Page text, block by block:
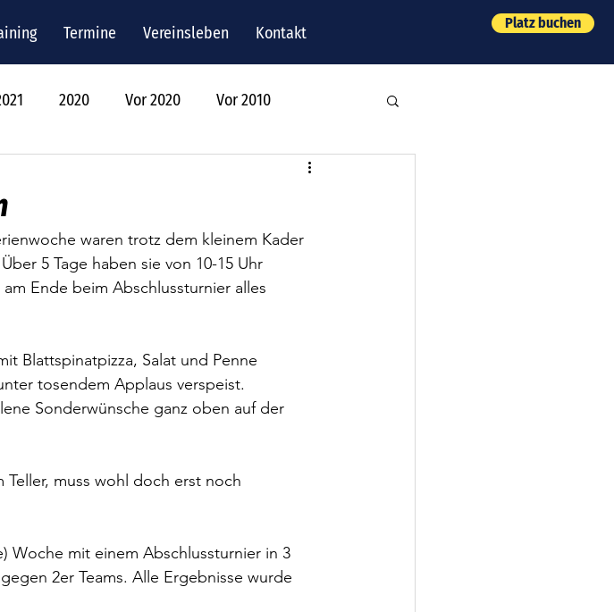
Termine Vereinsleben Kontakt
Platz buchen
2020 Vor 2020 Vor 2010
waren trotz dem kleinem Kader
5 Tage haben sie von 10-15 Uhr
Ende beim Abschlussturnier alles
Blattspinatpizza, Salat und Penne
tosendem Applaus verspeist.
Sonderwünsche ganz oben auf der
muss wohl doch erst noch
Woche mit einem Abschlussturnier in 3
2er Teams. Alle Ergebnisse wurde